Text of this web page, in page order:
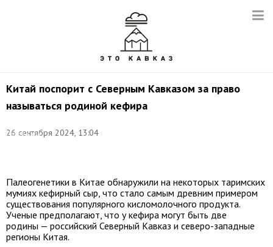
Китай поспорит с Северным Кавказом за право
называться родиной кефира
26 сентября 2024, 13:04
Станислав
Палеогенетики в Китае обнаружили на некоторых таримских
мумиях кефирный сыр, что стало самым древним примером
существования популярного кисломолочного продукта.
Ученые предполагают, что у кефира могут быть две
родины — российский Северный Кавказ и северо-западные
регионы Китая.